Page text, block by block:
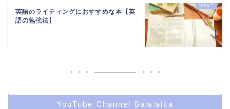
英語のライティングにおすすめな本【英
語の勉強法】
YouTube Channel Balalaika